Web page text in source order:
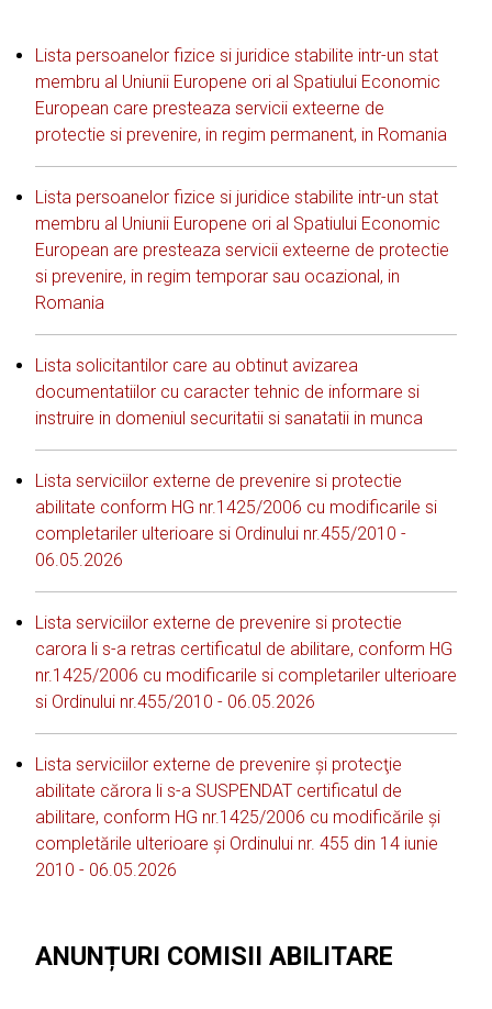
Lista persoanelor fizice si juridice stabilite intr-un stat
membru al Uniunii Europene ori al Spatiului Economic
European care presteaza servicii exteerne de
protectie si prevenire, in regim permanent, in Romania
Lista persoanelor fizice si juridice stabilite intr-un stat
membru al Uniunii Europene ori al Spatiului Economic
European are presteaza servicii exteerne de protectie
si prevenire, in regim temporar sau ocazional, in
Romania
Lista solicitantilor care au obtinut avizarea
documentatiilor cu caracter tehnic de informare si
instruire in domeniul securitatii si sanatatii in munca
Lista serviciilor externe de prevenire si protectie
abilitate conform HG nr.1425/2006 cu modificarile si
completariler ulterioare si Ordinului nr.455/2010 -
06.05.2026
Lista serviciilor externe de prevenire si protectie
carora li s-a retras certificatul de abilitare, conform HG
nr.1425/2006 cu modificarile si completariler ulterioare
si Ordinului nr.455/2010 - 06.05.2026
Lista serviciilor externe de prevenire şi protecţie
abilitate cărora li s-a SUSPENDAT certificatul de
abilitare, conform HG nr.1425/2006 cu modificările şi
completările ulterioare şi Ordinului nr. 455 din 14 iunie
2010 - 06.05.2026
ANUNȚURI COMISII ABILITARE